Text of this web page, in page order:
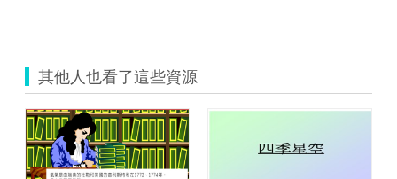
其他人也看了這些資源